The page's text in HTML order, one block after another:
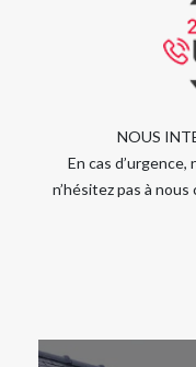
NOUS
En cas
n’hésitez pas à